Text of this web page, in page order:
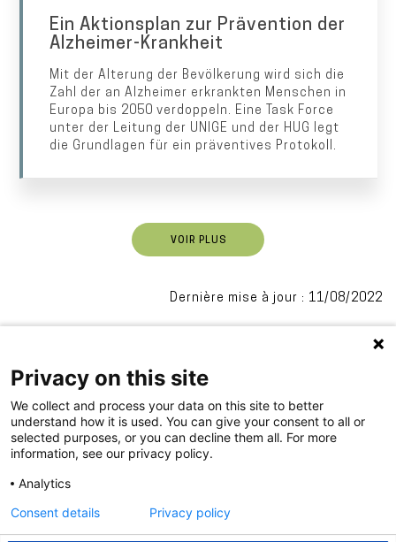
Ein Aktionsplan zur Prävention der
Alzheimer-Krankheit
Mit der Alterung der Bevölkerung wird sich die
Zahl der an Alzheimer erkrankten Menschen in
Europa bis 2050 verdoppeln. Eine Task Force
unter der Leitung der UNIGE und der HUG legt
die Grundlagen für ein präventives Protokoll.
VOIR PLUS
Dernière mise à jour : 11/08/2022
Privacy on this site
We collect and process your data on this site to better
understand how it is used. You can give your consent to all or
selected purposes, or you can decline them all. For more
information, see our privacy policy.
Analytics
Consent details
Privacy policy